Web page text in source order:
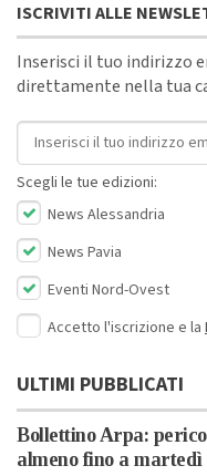
ISCRIVITI ALLE
Inserisci il tuo indirizzo
direttamente nella tua
Indirizzo email
Scegli le tue edizioni:
News Alessandria
News Pavia
Eventi Nord-Ovest
Accetto l'iscrizione e la
ULTIMI PUBBLICATI
Bollettino Arpa:
almeno fino a martedì